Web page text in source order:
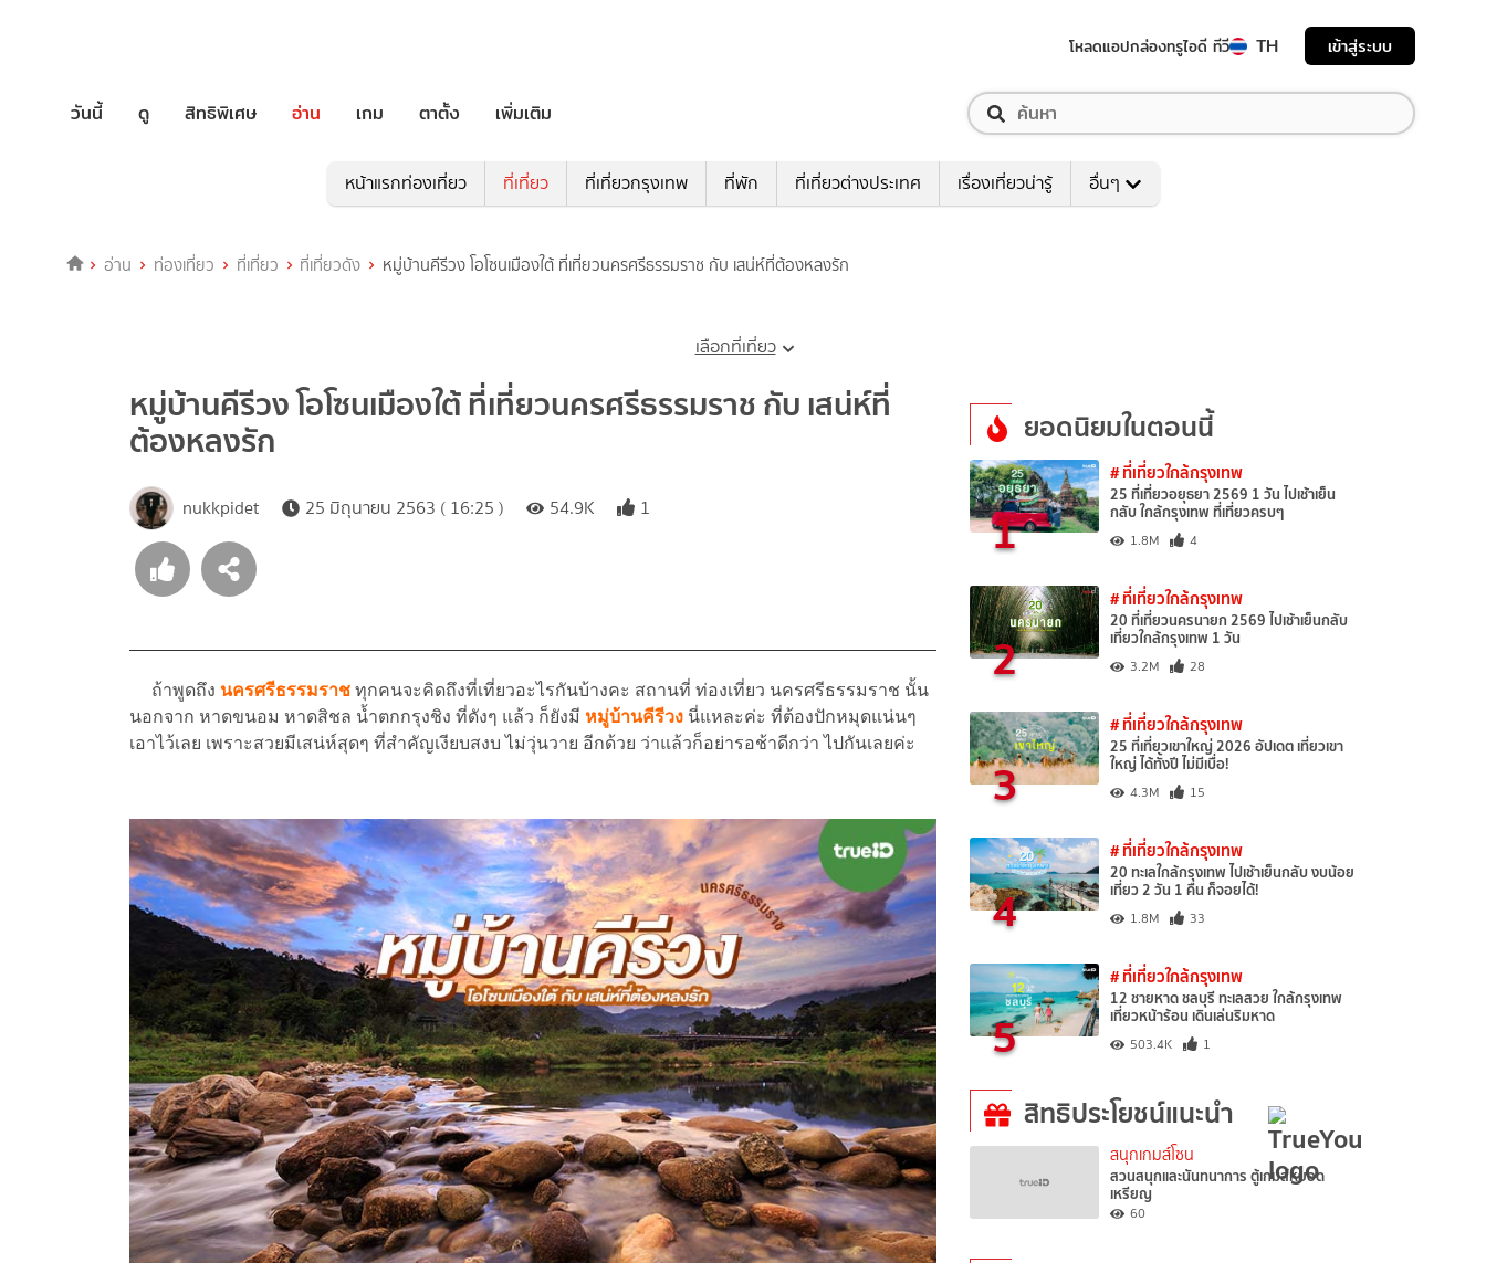
โหลดแอปกล่องทรูไอดี ทีวี TH เข้าสู่ระบบ
วันนี้ ดู สิทธิพิเศษ อ่าน เกม ตาตั้ง เพิ่มเติม
หน้าแรกท่องเที่ยว ที่เที่ยว ที่เที่ยวกรุงเทพ ที่พัก ที่เที่ยวต่างประเทศ เรื่องเที่ยวน่ารู้ อื่นๆ
อ่าน ท่องเที่ยว ที่เที่ยว ที่เที่ยวดัง หมู่บ้านคีรีวง โอโซนเมืองใต้ ที่เที่ยวนครศรีธรรมราช กับ เสน่ห์ที่ต้องหลงรัก
เลือกที่เที่ยว
หมู่บ้านคีรีวง โอโซนเมืองใต้ ที่เที่ยวนครศรีธรรมราช กับ เสน่ห์ที่
ต้องหลงรัก
nukkpidet 25 มิถุนายน 2563 ( 16:25 ) 54.9K 1
ถ้าพูดถึง นครศรีธรรมราช ทุกคนจะคิดถึงที่เที่ยวอะไรกันบ้างคะ สถานที่ ท่องเที่ยว นครศรีธรรมราช นั้น
นอกจาก หาดขนอม หาดสิชล น้ำตกกรุงชิง ที่ดังๆ แล้ว ก็ยังมี หมู่บ้านคีรีวง นี่แหละค่ะ ที่ต้องปักหมุดแน่นๆ
เอาไว้เลย เพราะสวยมีเสน่ห์สุดๆ ที่สำคัญเงียบสงบ ไม่วุ่นวาย อีกด้วย ว่าแล้วก็อย่ารอช้าดีกว่า ไปกันเลยค่ะ
ยอดนิยมในตอนนี้
1
# ที่เที่ยวใกล้กรุงเทพ
25 ที่เที่ยวอยุธยา 2569 1 วัน ไปเช้าเย็น
กลับ ใกล้กรุงเทพ ที่เที่ยวครบๆ
1.8M 4
2
# ที่เที่ยวใกล้กรุงเทพ
20 ที่เที่ยวนครนายก 2569 ไปเช้าเย็นกลับ
เที่ยวใกล้กรุงเทพ 1 วัน
3.2M 28
3
# ที่เที่ยวใกล้กรุงเทพ
25 ที่เที่ยวเขาใหญ่ 2026 อัปเดต เที่ยวเขา
ใหญ่ ได้ทั้งปี ไม่มีเบื่อ!
4.3M 15
4
# ที่เที่ยวใกล้กรุงเทพ
20 ทะเลใกล้กรุงเทพ ไปเช้าเย็นกลับ งบน้อย
เที่ยว 2 วัน 1 คืน ก็จอยได้!
1.8M 33
5
# ที่เที่ยวใกล้กรุงเทพ
12 ชายหาด ชลบุรี ทะเลสวย ใกล้กรุงเทพ
เที่ยวหน้าร้อน เดินเล่นริมหาด
503.4K 1
สิทธิประโยชน์แนะนำ
สนุกเกมส์โซน
สวนสนุกและนันทนาการ ตู้เกมส์หยอด
เหรียญ
60